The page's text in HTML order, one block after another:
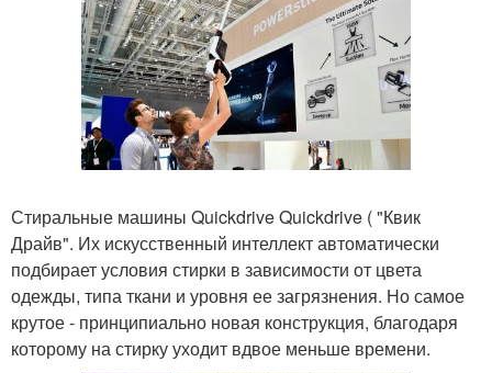
Стиральные машины Quickdrive Quickdrive ( "Квик
Драйв". Их искусственный интеллект автоматически
подбирает условия стирки в зависимости от цвета
одежды, типа ткани и уровня ее загрязнения. Но самое
крутое - принципиально новая конструкция, благодаря
которому на стирку уходит вдвое меньше времени.